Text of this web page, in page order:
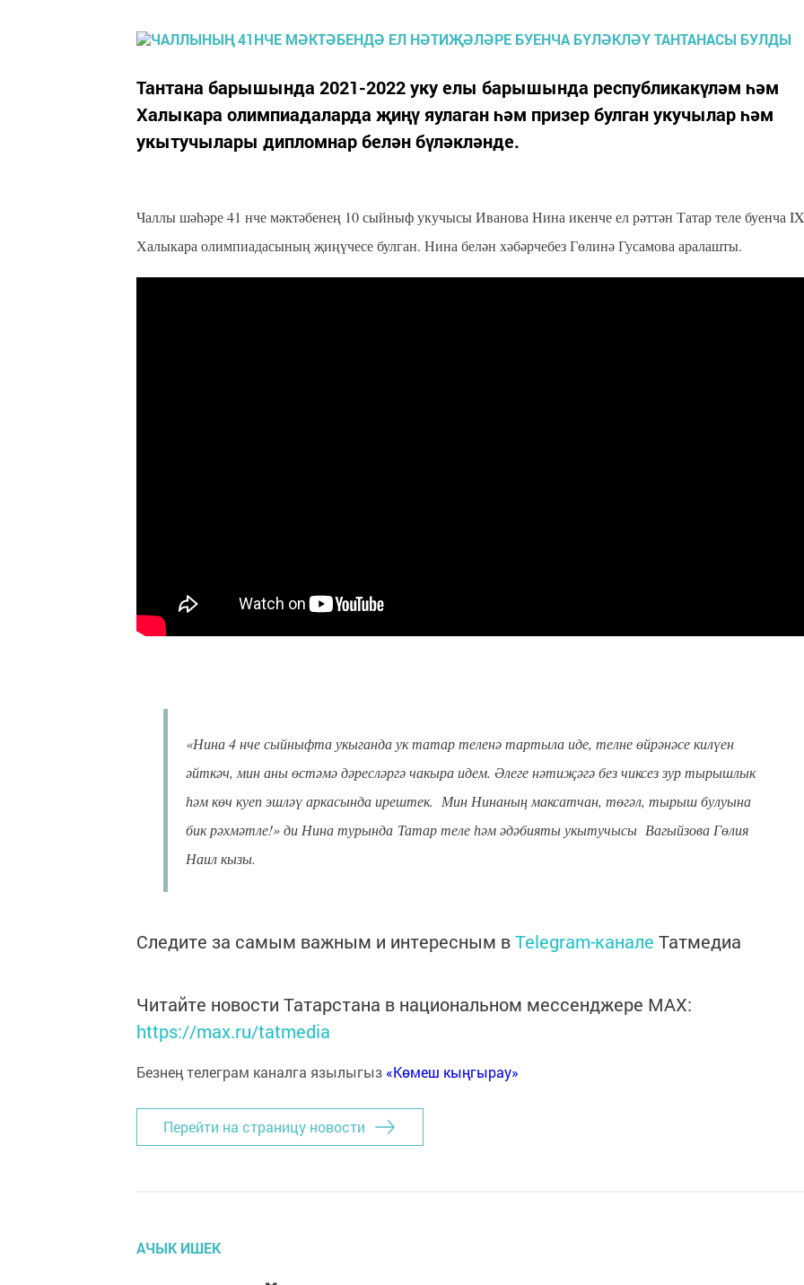
Тантана барышында 2021-2022 уку елы барышында республикакүләм һәм
Халыкара олимпиадаларда җиңү яулаган һәм призер булган укучылар һәм
укытучылары дипломнар белән бүләкләнде.
Чаллы шәһәре 41 нче мәктәбенең 10 сыйныф укучысы Иванова Нина икенче ел рәттән Татар теле буенча IX
Халыкара олимпиадасының җиңүчесе булган. Нина белән хәбәрчебез Гөлинә Гусамова аралашты.
«Нина 4 нче сыйныфта укыганда ук татар теленә тартыла иде, телне өйрәнәсе килүен
әйткәч, мин аны өстәмә дәресләргә чакыра идем. Әлеге нәтиҗәгә без чиксез зур тырышлык
һәм көч куеп эшләү аркасында ирештек. Мин Нинаның максатчан, төгәл, тырыш булуына
бик рәхмәтле!» ди Нина турында Татар теле һәм әдәбияты укытучысы Вагыйзова Гөлия
Наил кызы.
Следите за самым важным и интересным вTelegram-канале Татмедиа
Читайте новости Татарстана в национальном мессенджере MАХ:
https://max.ru/tatmedia
Безнең телеграм каналга язылыгыз «Көмеш кыңгырау»
Перейти на страницу новости
АЧЫК ИШЕК